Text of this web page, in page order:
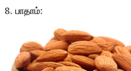
8. பாதாம்: